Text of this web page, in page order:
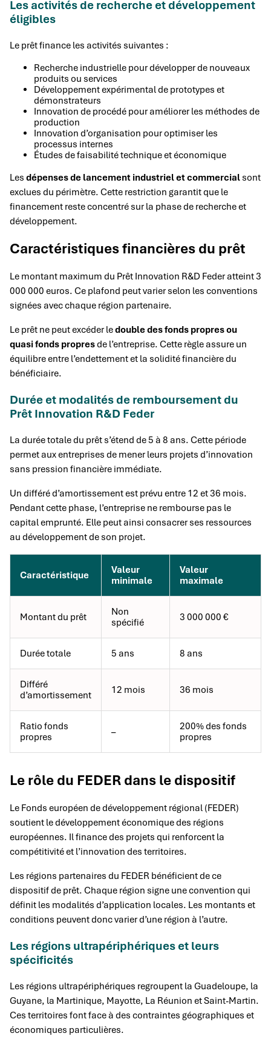
Les activités de recherche et développement
éligibles
Le prêt finance les activités suivantes :
Recherche industrielle pour développer de nouveaux
produits ou services
Développement expérimental de prototypes et
démonstrateurs
Innovation de procédé pour améliorer les méthodes de
production
Innovation d’organisation pour optimiser les
processus internes
Études de faisabilité technique et économique
Les dépenses de lancement industriel et commercial sont
exclues du périmètre. Cette restriction garantit que le
financement reste concentré sur la phase de recherche et
développement.
Caractéristiques financières du prêt
Le montant maximum du Prêt Innovation R&D Feder atteint 3
000 000 euros. Ce plafond peut varier selon les conventions
signées avec chaque région partenaire.
Le prêt ne peut excéder ledouble des fonds propres ou
quasi fonds propresde l’entreprise. Cette règle assure un
équilibre entre l’endettement et la solidité financière du
bénéficiaire.
Durée et modalités de remboursement du
Prêt Innovation R&D Feder
La durée totale du prêt s’étend de 5 à 8 ans. Cette période
permet aux entreprises de mener leurs projets d’innovation
sans pression financière immédiate.
Un différé d’amortissement est prévu entre 12 et 36 mois.
Pendant cette phase, l’entreprise ne rembourse pas le
capital emprunté. Elle peut ainsi consacrer ses ressources
au développement de son projet.
Caractéristique
Valeur
minimale
Valeur
maximale
Montant du prêt
Non
spécifié
3 000 000 €
Durée totale 5 ans 8 ans
Différé
d’amortissement
12 mois 36 mois
Ratio fonds
propres
–
200% des fonds
propres
Le rôle du FEDER dans le dispositif
Le Fonds européen de développement régional (FEDER)
soutient le développement économique des régions
européennes. Il finance des projets qui renforcent la
compétitivité et l’innovation des territoires.
Les régions partenaires du FEDER bénéficient de ce
dispositif de prêt. Chaque région signe une convention qui
définit les modalités d’application locales. Les montants et
conditions peuvent donc varier d’une région à l’autre.
Les régions ultrapériphériques et leurs
spécificités
Les régions ultrapériphériques regroupent la Guadeloupe, la
Guyane, la Martinique, Mayotte, La Réunion et Saint-Martin.
Ces territoires font face à des contraintes géographiques et
économiques particulières.